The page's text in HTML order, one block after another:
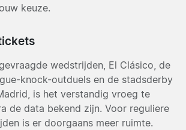
keuze.
wedstrijden, El Clásico, de
knock-outduels en de stadsderby
is het verstandig vroeg te
de data bekend zijn. Voor reguliere
is er doorgaans meer ruimte.